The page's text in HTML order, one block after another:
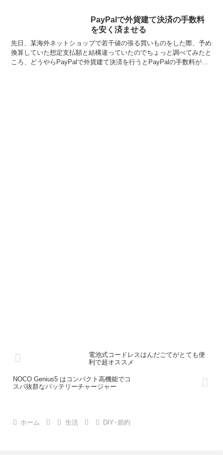
PayPalで外貨建て決済の手数料
を安く済ませる
先日、某海外ネットショップで若干値の張る買いものをした際、予め
換算していた想定支払額と結構違っていたのでちょっと調べてみたと
ころ、どうやらPayPalで外貨建て決済を行うとPayPalの手数料が上
電池式コードレスはんだごてがとても便
利で超オススメ
NOCO Genius5 はコンパクト高機能でコ
スパ抜群なバッテリーチャージャー
ホーム 生活 DIY･節約